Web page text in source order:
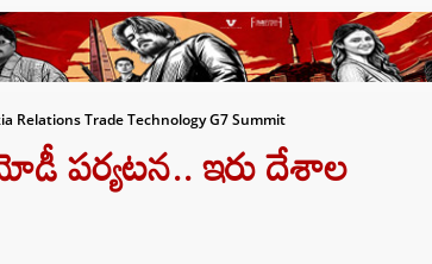
Relations Trade Technology G7 Summit
పర్యటన.. ఇరు దేశాల